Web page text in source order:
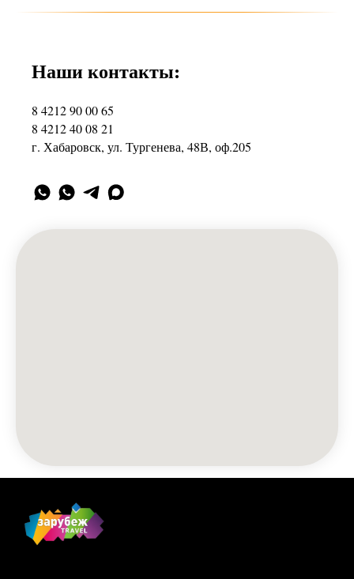
Наши контакты:
8 4212 90 00 65
8 4212 40 08 21
г. Хабаровск, ул. Тургенева, 48В, оф.205